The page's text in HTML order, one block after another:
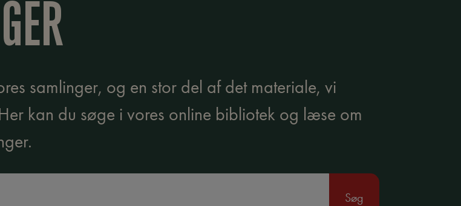
samlinger, og en stor del af det materiale, vi
kan du søge i vores online bibliotek og læse om
Søg